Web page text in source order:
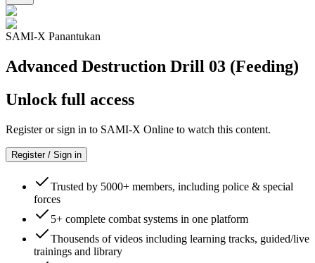
SAMI-X Panantukan
Advanced Destruction Drill 03 (Feeding)
Unlock full access
Register or sign in to SAMI-X Online to watch this content.
Register / Sign in
Trusted by 5000+ members, including police & special
forces
5+ complete combat systems in one platform
Thousends of videos including learning tracks, guided/live
trainings and library